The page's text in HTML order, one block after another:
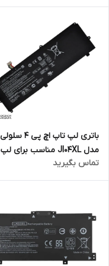
باتری لپ تاپ اچ پی 4 سلولی
مدل JI04XL مناسب برای لپ
تاپ Elite X2 1012 G2
تماس بگیرید